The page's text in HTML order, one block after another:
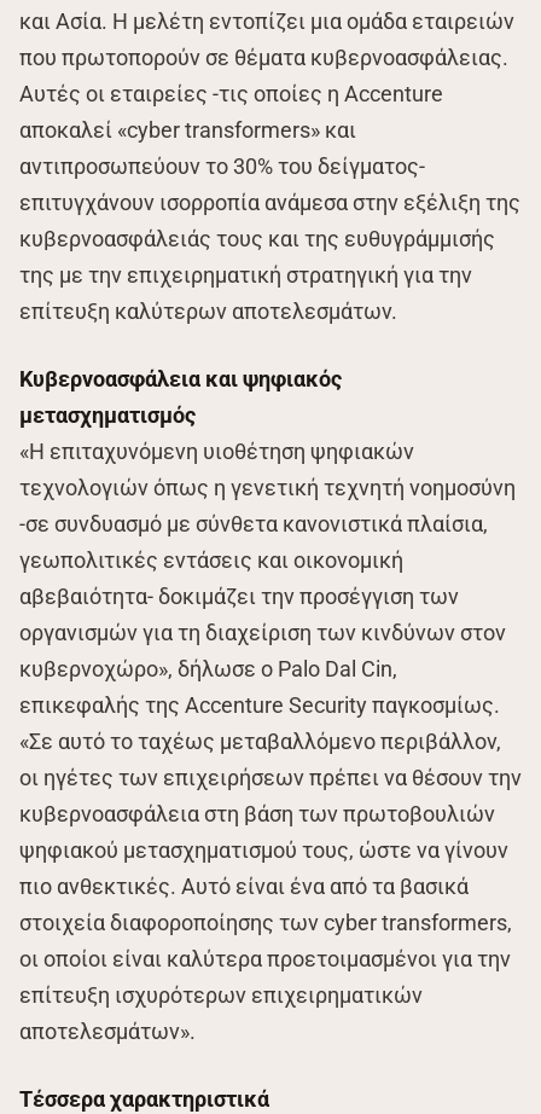
και Ασία. Η μελέτη εντοπίζει μια ομάδα εταιρειών
που πρωτοπορούν σε θέματα κυβερνοασφάλειας.
Αυτές οι εταιρείες -τις οποίες η Accenture
αποκαλεί «cyber transformers» και
αντιπροσωπεύουν το 30% του δείγματος-
επιτυγχάνουν ισορροπία ανάμεσα στην εξέλιξη της
κυβερνοασφάλειάς τους και της ευθυγράμμισής
της με την επιχειρηματική στρατηγική για την
επίτευξη καλύτερων αποτελεσμάτων.
Κυβερνοασφάλεια και ψηφιακός
μετασχηματισμός
«Η επιταχυνόμενη υιοθέτηση ψηφιακών
τεχνολογιών όπως η γενετική τεχνητή νοημοσύνη
-σε συνδυασμό με σύνθετα κανονιστικά πλαίσια,
γεωπολιτικές εντάσεις και οικονομική
αβεβαιότητα- δοκιμάζει την προσέγγιση των
οργανισμών για τη διαχείριση των κινδύνων στον
κυβερνοχώρο», δήλωσε ο Palo Dal Cin,
επικεφαλής της Accenture Security παγκοσμίως.
«Σε αυτό το ταχέως μεταβαλλόμενο περιβάλλον,
οι ηγέτες των επιχειρήσεων πρέπει να θέσουν την
κυβερνοασφάλεια στη βάση των πρωτοβουλιών
ψηφιακού μετασχηματισμού τους, ώστε να γίνουν
πιο ανθεκτικές. Αυτό είναι ένα από τα βασικά
στοιχεία διαφοροποίησης των cyber transformers,
οι οποίοι είναι καλύτερα προετοιμασμένοι για την
επίτευξη ισχυρότερων επιχειρηματικών
αποτελεσμάτων».
Τέσσερα χαρακτηριστικά